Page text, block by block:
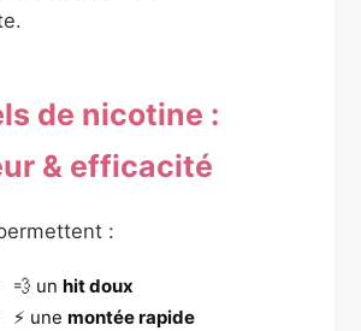
de nicotine :
& efficacité
:
💨 unhit doux
⚡ unemontée rapide